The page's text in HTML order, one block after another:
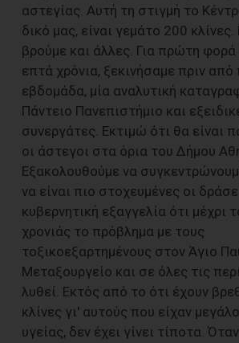
αστεγίας. Αυτή τη στιγμή το
δικό μας, είναι γεμάτο 200
βρούμε και άλλες. Για πρώτη
επτά χρόνια, ξεκινήσαμε πριν από
εβδομάδα, μία αναλυτική
Πάντειο Πανεπιστήμιο και
συνεργάτες. Εκτιμώ ότι θα είναι
οι άστεγοι στα όρια του Δήμου
Εξακολουθούμε να
να είναι πιο στοχευμένες οι
κυβερνητική εξαγγελία ότι μέχρι
χρονιάς το πρόβλημα με τους
τοξικοεξαρτημένους στον Άγιο
Μεταξουργείο και σε όλες τις
λυθεί. Εκτός από το ότι έχουν
κλίνες γι' αυτούς που είχαν
υγείας, δεν έχει γίνει τίποτα.